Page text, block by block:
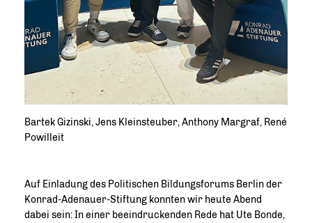
Bartek Gizinski, Jens Kleinsteuber, Anthony Margraf, René
Powilleit
Auf Einladung des Politischen Bildungsforums Berlin der
Konrad-Adenauer-Stiftung konnten wir heute Abend
dabei sein: In einer beeindruckenden Rede hat Ute Bonde,